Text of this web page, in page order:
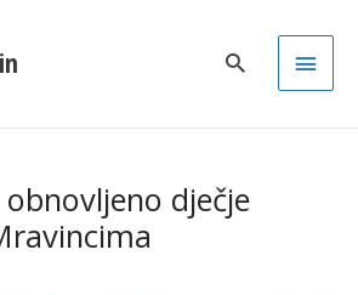
Main
dječje